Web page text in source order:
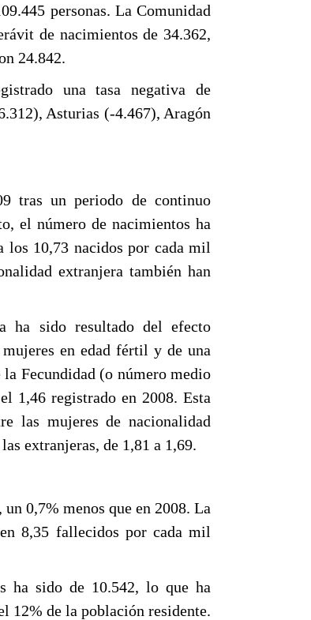
personas. La Comunidad
de nacimientos de 34.362,
24.842.
una tasa negativa de
Asturias (-4.467), Aragón
tras un periodo de continuo
el número de nacimientos ha
los 10,73 nacidos por cada mil
extranjera también han
ha sido resultado del efecto
en edad fértil y de una
Fecundidad (o número medio
1,46 registrado en 2008. Esta
las mujeres de nacionalidad
extranjeras, de 1,81 a 1,69.
0,7% menos que en 2008. La
8,35 fallecidos por cada mil
ha sido de 10.542, lo que ha
12% de la población residente.